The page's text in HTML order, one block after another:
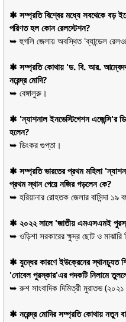
✱ সম্প্রতি বিশ্বের মধ্যে সবথেকে বড়
পরিণত হল কোন রেলস্টেশন?
➥ হুগলি জেলায় অবস্থিত 'ব্যান্ডেল
✱ সম্প্রতি কোথায় 'ড. বি. আর.
নরেন্দ্র মোদি?
➥ বেঙ্গালুরু।
✱ 'ন্যাশনাল ইনভেস্টিগেশন এজেন্সি'র
হলেন?
➥ ডিংকর গুপ্তা।
✱ সম্প্রতি ভারতের প্রথম মহিলা
প্রথম স্থান পেয়ে নজির গড়লেন কে?
➥ হরিয়ানার রোহতক জেলার বাসিন্দা ১৯
✱ ২০২২ সালে 'জাতীয় এমএসএমই
➥ ওড়িশা সরকারের ক্ষুদ্র ছোট ও মাঝারি
✱ যুদ্ধের কারণে ইউক্রেনের স্থানচ্যুত
'নোবেল পুরস্কার'এর পদকটি নিলামে
➥ রুশ সাংবাদিক দিমিত্রী মুরাতভ
✱ নরেন্দ্র মোদির সম্প্রতি কোথায় নতুন